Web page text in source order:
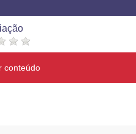
conteúdo